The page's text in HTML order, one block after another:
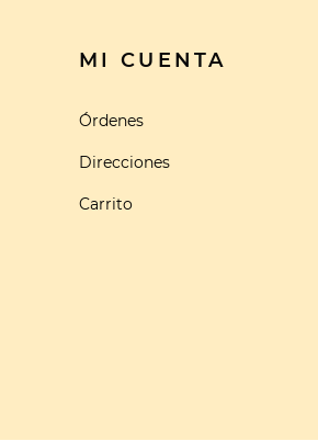
MI CUENTA
Órdenes
Direcciones
Carrito